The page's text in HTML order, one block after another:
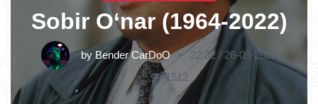
Sobir O‘nar (1964-2022)
by Bender CarDoO
22:32 / 26-09-2023
1512